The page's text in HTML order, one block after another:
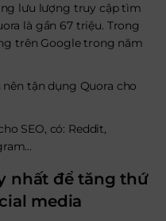
lưu lượng truy cập tìm
là gần 67 triệu. Trong
trên Google trong năm
tận dụng Quora cho
SEO, có: Reddit,
nhất để tăng thứ
media